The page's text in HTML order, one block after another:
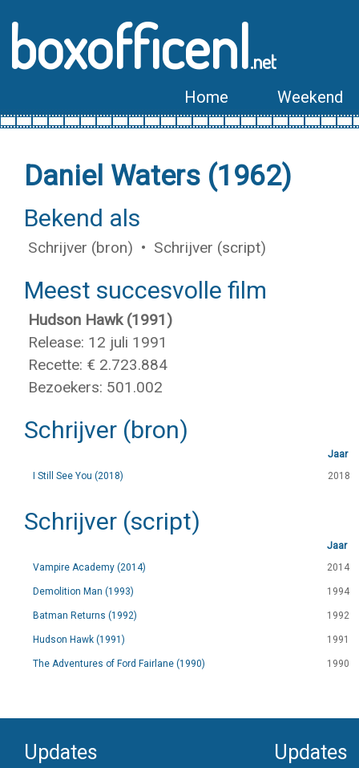
boxofficenl.net
Home Weekend
Daniel Waters (1962)
Bekend als
Schrijver (bron) • Schrijver (script)
Meest succesvolle film
Hudson Hawk (1991)
Release: 12 juli 1991
Recette: € 2.723.884
Bezoekers: 501.002
Schrijver (bron)
Jaar
I Still See You (2018)
2018
Schrijver (script)
Jaar
Vampire Academy (2014)
2014
Demolition Man (1993) 1994
Batman Returns (1992) 1992
Hudson Hawk (1991) 1991
The Adventures of Ford Fairlane (1990) 1990
Updates Updates